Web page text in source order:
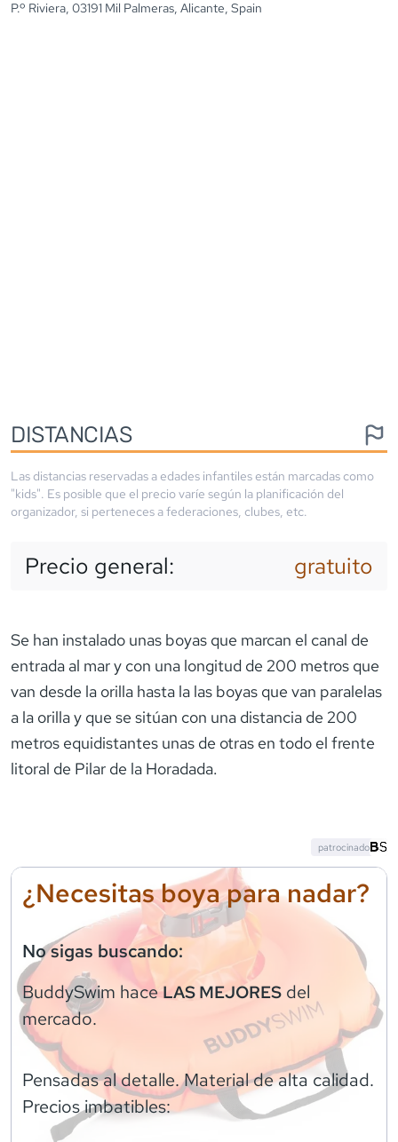
P.º Riviera, 03191 Mil Palmeras, Alicante, Spain
DISTANCIAS
Las distancias reservadas a edades infantiles están marcadas como
"kids". Es posible que el precio varíe según la planificación del
organizador, si perteneces a federaciones, clubes, etc.
Precio general: gratuito
Se han instalado unas boyas que marcan el canal de
entrada al mar y con una longitud de 200 metros que
van desde la orilla hasta la las boyas que van paralelas
a la orilla y que se sitúan con una distancia de 200
metros equidistantes unas de otras en todo el frente
litoral de Pilar de la Horadada.
¿Necesitas boya para nadar?
No sigas buscando:
BuddySwim haceLAS MEJORES del
mercado.
Pensadas al detalle. Material de alta calidad.
Precios imbatibles:
patrocinado